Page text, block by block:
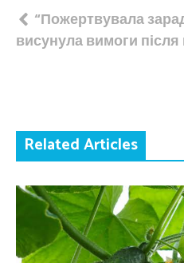
Навігація
записів
“Пожертвувала
висунула вимоги після
Related Articles